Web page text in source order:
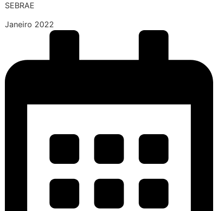
SEBRAE
Janeiro 2022